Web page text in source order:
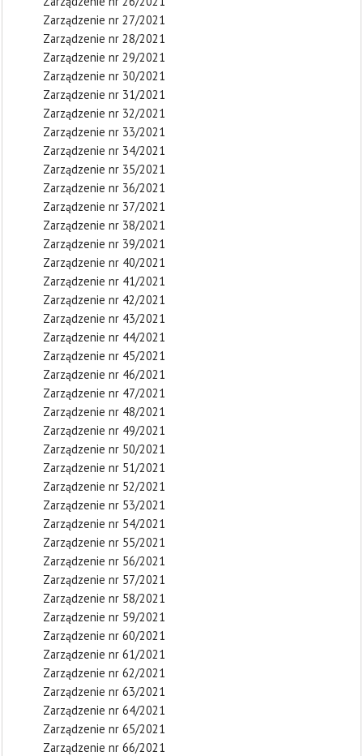
Zarządzenie nr 27/2021
Zarządzenie nr 28/2021
Zarządzenie nr 29/2021
Zarządzenie nr 30/2021
Zarządzenie nr 31/2021
Zarządzenie nr 32/2021
Zarządzenie nr 33/2021
Zarządzenie nr 34/2021
Zarządzenie nr 35/2021
Zarządzenie nr 36/2021
Zarządzenie nr 37/2021
Zarządzenie nr 38/2021
Zarządzenie nr 39/2021
Zarządzenie nr 40/2021
Zarządzenie nr 41/2021
Zarządzenie nr 42/2021
Zarządzenie nr 43/2021
Zarządzenie nr 44/2021
Zarządzenie nr 45/2021
Zarządzenie nr 46/2021
Zarządzenie nr 47/2021
Zarządzenie nr 48/2021
Zarządzenie nr 49/2021
Zarządzenie nr 50/2021
Zarządzenie nr 51/2021
Zarządzenie nr 52/2021
Zarządzenie nr 53/2021
Zarządzenie nr 54/2021
Zarządzenie nr 55/2021
Zarządzenie nr 56/2021
Zarządzenie nr 57/2021
Zarządzenie nr 58/2021
Zarządzenie nr 59/2021
Zarządzenie nr 60/2021
Zarządzenie nr 61/2021
Zarządzenie nr 62/2021
Zarządzenie nr 63/2021
Zarządzenie nr 64/2021
Zarządzenie nr 65/2021
Zarządzenie nr 66/2021